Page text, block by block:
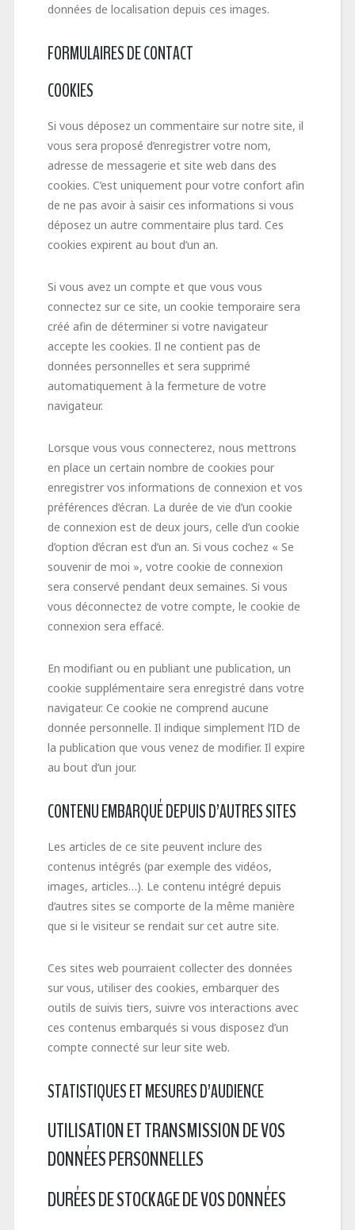
données de localisation depuis ces images.
FORMULAIRES DE CONTACT
COOKIES
Si vous déposez un commentaire sur notre site, il
vous sera proposé d’enregistrer votre nom,
adresse de messagerie et site web dans des
cookies. C’est uniquement pour votre confort afin
de ne pas avoir à saisir ces informations si vous
déposez un autre commentaire plus tard. Ces
cookies expirent au bout d’un an.
Si vous avez un compte et que vous vous
connectez sur ce site, un cookie temporaire sera
créé afin de déterminer si votre navigateur
accepte les cookies. Il ne contient pas de
données personnelles et sera supprimé
automatiquement à la fermeture de votre
navigateur.
Lorsque vous vous connecterez, nous mettrons
en place un certain nombre de cookies pour
enregistrer vos informations de connexion et vos
préférences d’écran. La durée de vie d’un cookie
de connexion est de deux jours, celle d’un cookie
d’option d’écran est d’un an. Si vous cochez « Se
souvenir de moi », votre cookie de connexion
sera conservé pendant deux semaines. Si vous
vous déconnectez de votre compte, le cookie de
connexion sera effacé.
En modifiant ou en publiant une publication, un
cookie supplémentaire sera enregistré dans votre
navigateur. Ce cookie ne comprend aucune
donnée personnelle. Il indique simplement l’ID de
la publication que vous venez de modifier. Il expire
au bout d’un jour.
CONTENU EMBARQUÉ DEPUIS D’AUTRES SITES
Les articles de ce site peuvent inclure des
contenus intégrés (par exemple des vidéos,
images, articles…). Le contenu intégré depuis
d’autres sites se comporte de la même manière
que si le visiteur se rendait sur cet autre site.
Ces sites web pourraient collecter des données
sur vous, utiliser des cookies, embarquer des
outils de suivis tiers, suivre vos interactions avec
ces contenus embarqués si vous disposez d’un
compte connecté sur leur site web.
STATISTIQUES ET MESURES D’AUDIENCE
UTILISATION ET TRANSMISSION DE VOS
DONNÉES PERSONNELLES
DURÉES DE STOCKAGE DE VOS DONNÉES